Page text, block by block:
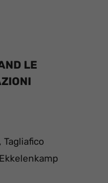
LE
Tagliafico